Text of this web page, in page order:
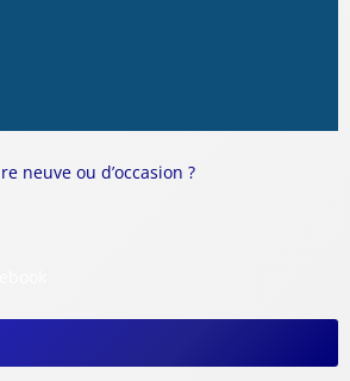
neuve ou d’occasion ?